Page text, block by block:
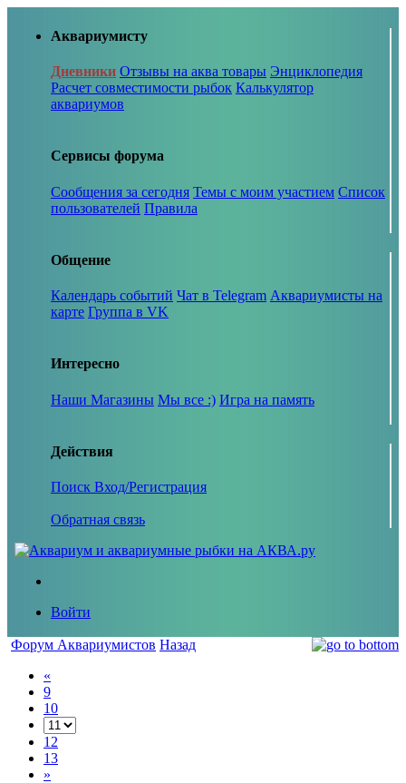
Аквариумисту
Дневники Отзывы на аква товары Энциклопедия
Расчет совместимости рыбок Калькулятор
аквариумов
Сервисы форума
Сообщения за сегодня Темы с моим участием Список
пользователей Правила
Общение
Календарь событий Чат в Telegram Аквариумисты на
карте Группа в VK
Интересно
Наши Магазины Мы все :) Игра на память
Действия
Поиск Вход/Регистрация
Обратная связь
Войти
Форум Аквариумистов Назад
«
9
10
12
13
»